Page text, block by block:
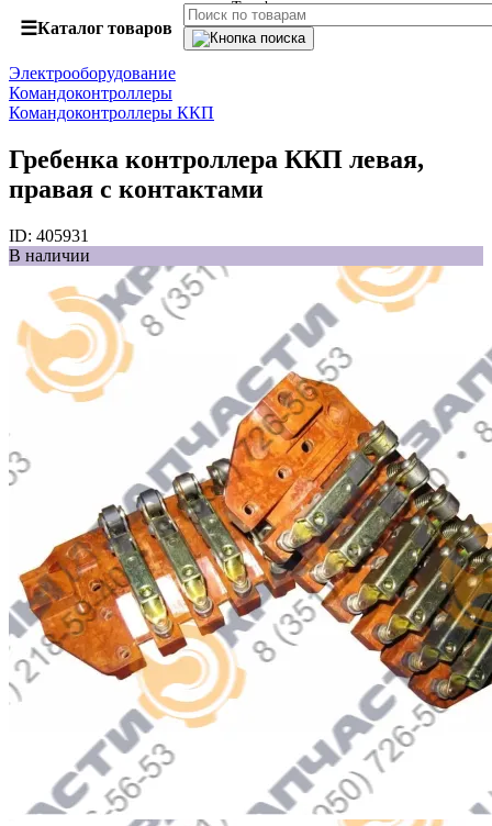
☰Каталог товаров
Электрооборудование
Командоконтроллеры
Командоконтроллеры ККП
Гребенка контроллера ККП левая,
правая с контактами
ID: 405931
В наличии